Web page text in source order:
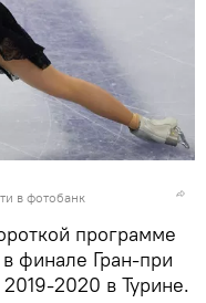
в фотобанк
программе
финале Гран-при
2020 в Турине.